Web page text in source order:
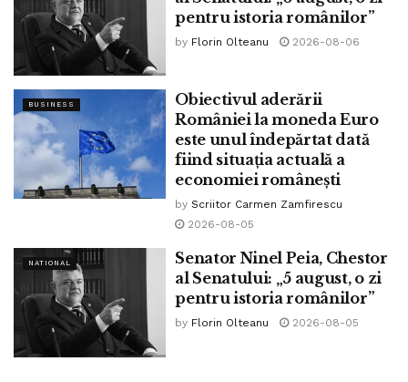
Nume(obligatoriu)
Email(obligatoriu)
Sit web
Mesaj
pentru istoria românilor”
by Florin Olteanu 2026-08-06
BUSINESS
Obiectivul aderării
României la moneda Euro
este unul îndepărtat dată
fiind situația actuală a
economiei românești
by Scriitor Carmen Zamfirescu
2026-08-05
NATIONAL
Senator Ninel Peia, Chestor
al Senatului: „5 august, o zi
pentru istoria românilor”
by Florin Olteanu 2026-08-05